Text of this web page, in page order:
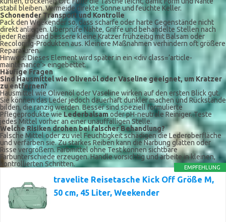
stabil bleiben. Vermeide direkte Sonne und feuchte Keller.
Schonender Transport und Kontrolle
Pack den Weekender so, dass scharfe oder harte Gegenstände nicht
direkt anliegen. Überprüfe Nähte, Griffe und behandelte Stellen nach
jeder Reise und bessere kleine Kratzer frühzeitig mit Balsam oder
Recoloring-Produkten aus. Kleinere Maßnahmen verhindern oft größere
Reparaturen.
Hinweis: Dieses Element wird später in ein <div class=’article-
maintenance‘> eingebettet.
Häufige Fragen
Sind Hausmittel wie Olivenöl oder Vaseline geeignet, um Kratzer
zu entfernen?
Hausmittel wie Olivenöl oder Vaseline wirken auf den ersten Blick gut.
Sie können das Leder jedoch dauerhaft dunkler machen und Rückstände
bilden, die ranzig werden. Besser sind speziell formulierte
Pflegeprodukte wieLederbalsamoder pH-neutrale Reiniger. Teste
jedes Mittel vorher an einer unauffälligen Stelle.
Welche Risiken drohen bei falscher Behandlung?
Falsche Mittel oder zu viel Feuchtigkeit schädigen die Lederoberfläche
und verfärben sie. Zu starkes Reiben kann die Narbung glätten oder
Risse vergrößern. Farbmittel ohne Test können sichtbare
Farbunterschiede erzeugen. Handle vorsichtig und arbeite in kleinen,
kontrollierten Schritten.
EMPFEHLUNG
travelite Reisetasche Kick Off Größe M,
50 cm, 45 Liter, Weekender